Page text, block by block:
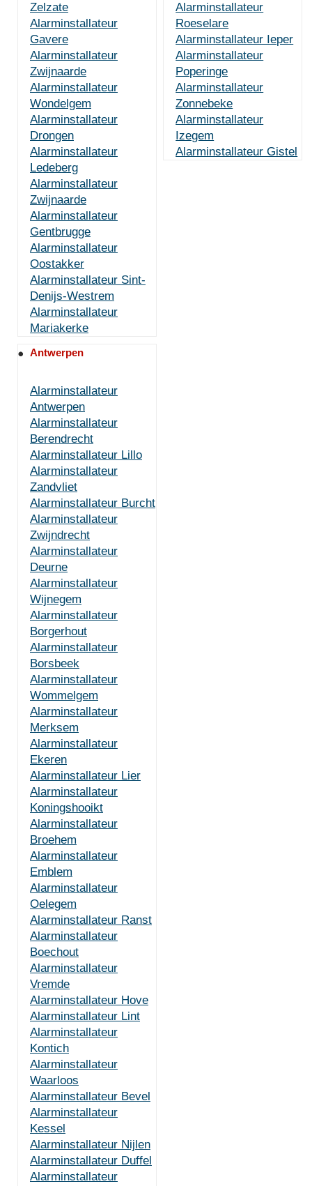
Zelzate
Alarminstallateur
Gavere
Alarminstallateur
Zwijnaarde
Alarminstallateur
Wondelgem
Alarminstallateur
Drongen
Alarminstallateur
Ledeberg
Alarminstallateur
Zwijnaarde
Alarminstallateur
Gentbrugge
Alarminstallateur
Oostakker
Alarminstallateur Sint-
Denijs-Westrem
Alarminstallateur
Mariakerke
Alarminstallateur
Roeselare
Alarminstallateur Ieper
Alarminstallateur
Poperinge
Alarminstallateur
Zonnebeke
Alarminstallateur
Izegem
Alarminstallateur Gistel
Antwerpen
Alarminstallateur
Antwerpen
Alarminstallateur
Berendrecht
Alarminstallateur Lillo
Alarminstallateur
Zandvliet
Alarminstallateur Burcht
Alarminstallateur
Zwijndrecht
Alarminstallateur
Deurne
Alarminstallateur
Wijnegem
Alarminstallateur
Borgerhout
Alarminstallateur
Borsbeek
Alarminstallateur
Wommelgem
Alarminstallateur
Merksem
Alarminstallateur
Ekeren
Alarminstallateur Lier
Alarminstallateur
Koningshooikt
Alarminstallateur
Broehem
Alarminstallateur
Emblem
Alarminstallateur
Oelegem
Alarminstallateur Ranst
Alarminstallateur
Boechout
Alarminstallateur
Vremde
Alarminstallateur Hove
Alarminstallateur Lint
Alarminstallateur
Kontich
Alarminstallateur
Waarloos
Alarminstallateur Bevel
Alarminstallateur
Kessel
Alarminstallateur Nijlen
Alarminstallateur Duffel
Alarminstallateur